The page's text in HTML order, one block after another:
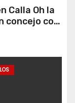
Calla Oh la
concejo con